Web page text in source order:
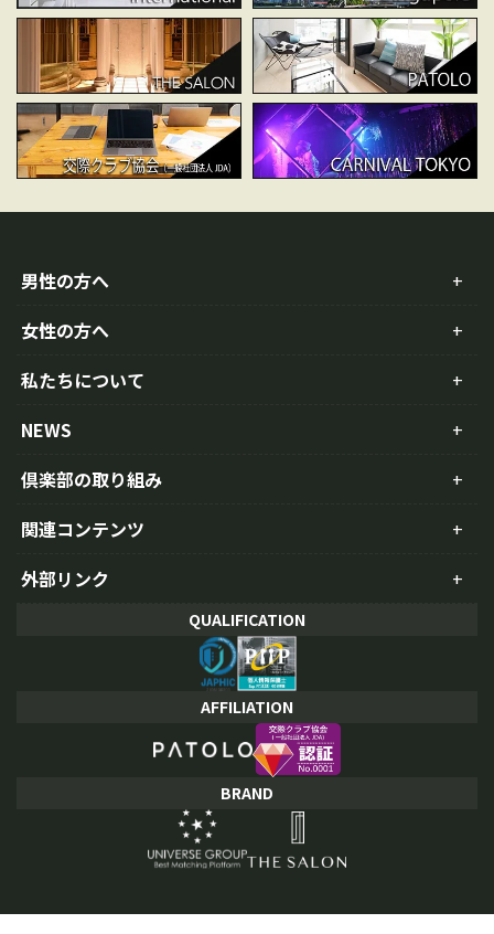
男性の方へ
女性の方へ
私たちについて
NEWS
倶楽部の取り組み
関連コンテンツ
外部リンク
QUALIFICATION
AFFILIATION
BRAND